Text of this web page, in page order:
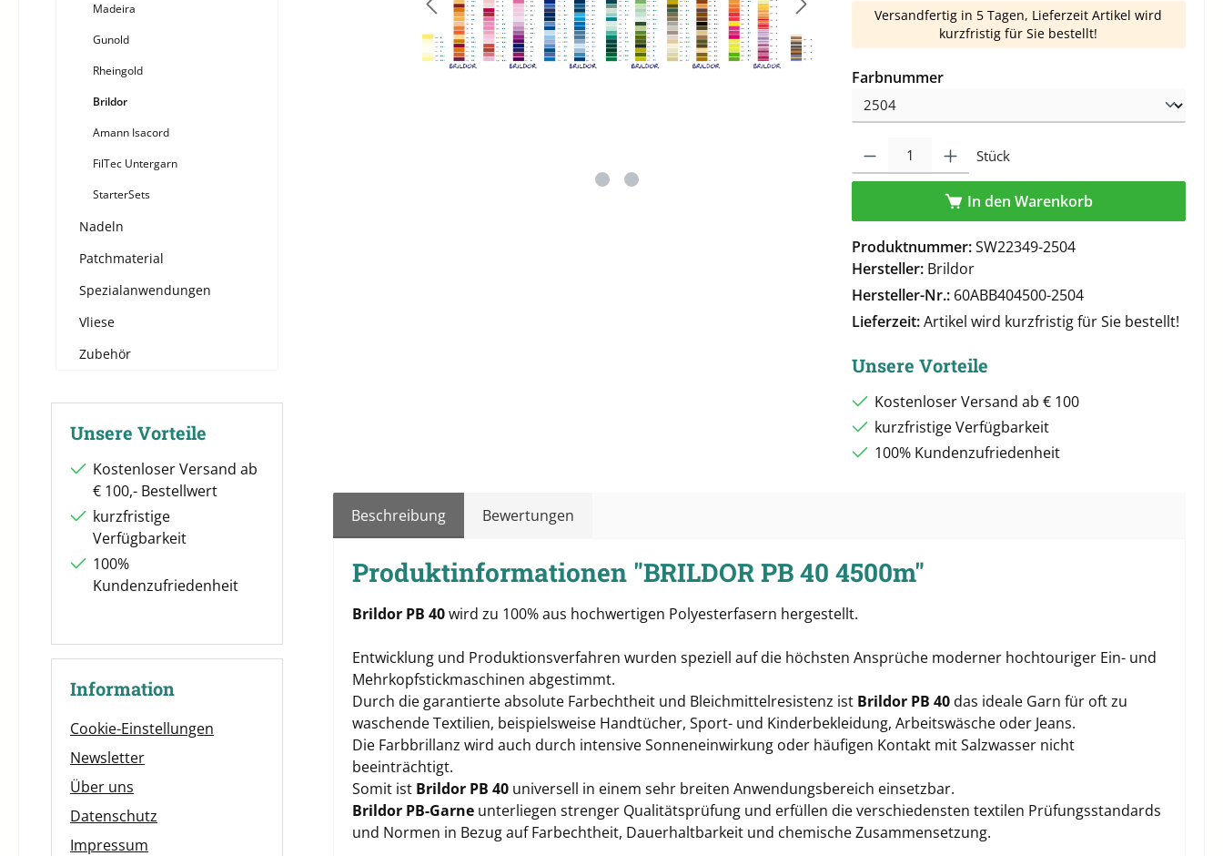
Madeira
Gunold
Rheingold
Brildor
Amann Isacord
FilTec Untergarn
StarterSets
Nadeln
Patchmaterial
Spezialanwendungen
Vliese
Zubehör
Unsere Vorteile
Kostenloser Versand ab
€ 100,- Bestellwert
kurzfristige
Verfügbarkeit
100%
Kundenzufriedenheit
Information
Cookie-Einstellungen
Newsletter
Über uns
Datenschutz
Impressum
Versandfertig in 5 Tagen, Lieferzeit Artikel wird
kurzfristig für Sie bestellt!
Farbnummerauswählen
Stück
In den Warenkorb
Produktnummer:SW22349-2504
Hersteller: Brildor
Hersteller-Nr.: 60ABB404500-2504
Lieferzeit:Artikel wird kurzfristig für Sie bestellt!
Unsere Vorteile
Kostenloser Versand ab € 100
kurzfristige Verfügbarkeit
100% Kundenzufriedenheit
Beschreibung Bewertungen
Produktinformationen "BRILDOR PB 40 4500m"
Brildor PB 40wird zu 100% aus hochwertigen Polyesterfasern hergestellt.
Entwicklung und Produktionsverfahren wurden speziell auf die höchsten Ansprüche moderner hochtouriger Ein- und
Mehrkopfstickmaschinen abgestimmt.
Durch die garantierte absolute Farbechtheit und Bleichmittelresistenz ist Brildor PB 40 das ideale Garn für oft zu
waschende Textilien, beispielsweise Handtücher, Sport- und Kinderbekleidung, Arbeitswäsche oder Jeans.
Die Farbbrillanz wird auch durch intensive Sonneneinwirkung oder häufigen Kontakt mit Salzwasser nicht
beeinträchtigt.
Somit ist Brildor PB 40 universell in einem sehr breiten Anwendungsbereich einsetzbar.
Brildor PB-Garne unterliegen strenger Qualitätsprüfung und erfüllen die verschiedensten textilen Prüfungsstandards
und Normen in Bezug auf Farbechtheit, Dauerhaltbarkeit und chemische Zusammensetzung.